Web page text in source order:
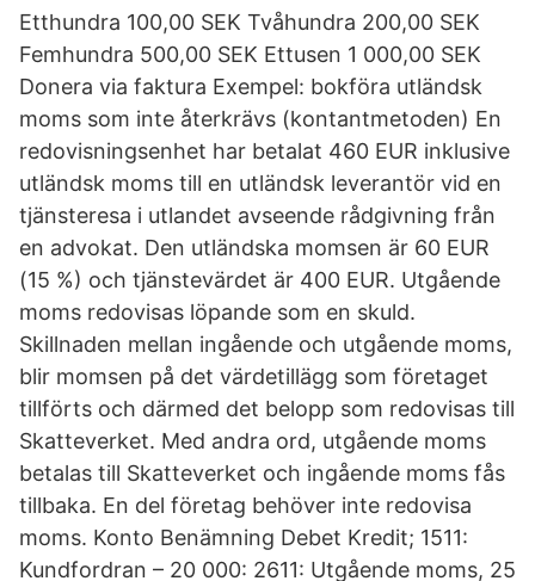
Etthundra 100,00 SEK Tvåhundra 200,00 SEK
Femhundra 500,00 SEK Ettusen 1 000,00 SEK
Donera via faktura Exempel: bokföra utländsk
moms som inte återkrävs (kontantmetoden) En
redovisningsenhet har betalat 460 EUR inklusive
utländsk moms till en utländsk leverantör vid en
tjänsteresa i utlandet avseende rådgivning från
en advokat. Den utländska momsen är 60 EUR
(15 %) och tjänstevärdet är 400 EUR. Utgående
moms redovisas löpande som en skuld.
Skillnaden mellan ingående och utgående moms,
blir momsen på det värdetillägg som företaget
tillförts och därmed det belopp som redovisas till
Skatteverket. Med andra ord, utgående moms
betalas till Skatteverket och ingående moms fås
tillbaka. En del företag behöver inte redovisa
moms. Konto Benämning Debet Kredit; 1511:
Kundfordran – 20 000: 2611: Utgående moms, 25